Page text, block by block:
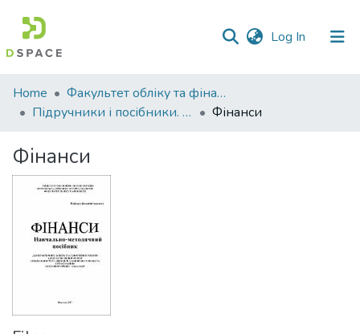
Log In (current)
Communities
&
All of DSpace
Home
Факультет обліку та фінансів
Підручники і посібники. Факультет обліку та фінансів
Фінанси
Фінанси